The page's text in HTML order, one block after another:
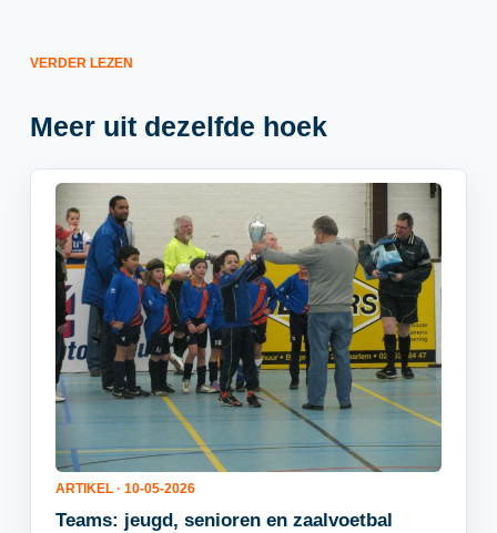
VERDER LEZEN
Meer uit dezelfde hoek
ARTIKEL · 10-05-2026
Teams: jeugd, senioren en zaalvoetbal